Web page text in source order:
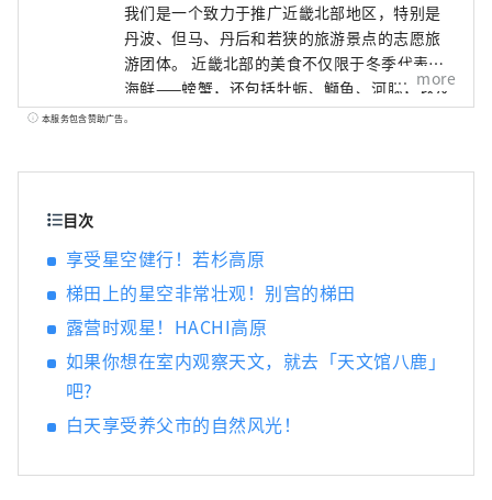
我们是一个致力于推广近畿北部地区，特别是
丹波、但马、丹后和若狭的旅游景点的志愿旅
游团体。 近畿北部的美食不仅限于冬季代表性
海鲜——螃蟹，还包括牡蛎、鰤鱼、河豚，以及
夏季的美味，如海蛤、岩蚝、白鱿鱼。山区特
more
本服务包含赞助广告。
目次
享受星空健行！若杉高原
梯田上的星空非常壮观！别宫的梯田
露营时观星！HACHI高原
如果你想在室内观察天文，就去「天文馆八鹿」
吧?
白天享受养父市的自然风光！